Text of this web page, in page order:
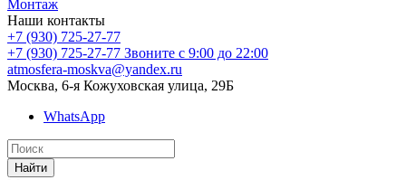
Монтаж
Наши контакты
+7 (930) 725-27-77
+7 (930) 725-27-77 Звоните с 9:00 до 22:00
atmosfera-moskva@yandex.ru
Москва, 6-я Кожуховская улица, 29Б
WhatsApp
Найти